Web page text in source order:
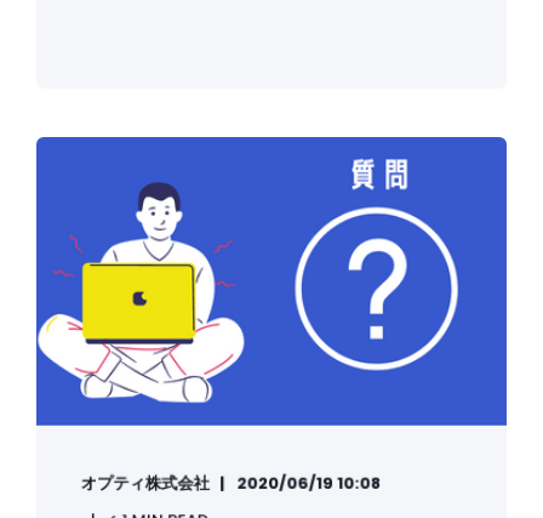
オプティ株式会社
2020/06/19 10:08